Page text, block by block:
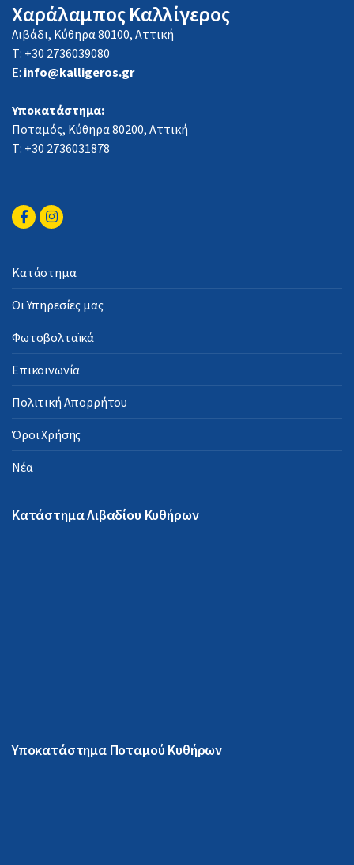
Χαράλαμπος Καλλίγερος
Λιβάδι, Κύθηρα 80100, Αττική
Τ: +30 2736039080
E: info@kalligeros.gr
Υποκατάστημα:
Ποταμός, Κύθηρα 80200, Αττική
Τ: +30 2736031878
Κατάστημα
Οι Υπηρεσίες μας
Φωτοβολταϊκά
Επικοινωνία
Πολιτική Απορρήτου
Όροι Χρήσης
Νέα
Κατάστημα Λιβαδίου Κυθήρων
Υποκατάστημα Ποταμού Κυθήρων